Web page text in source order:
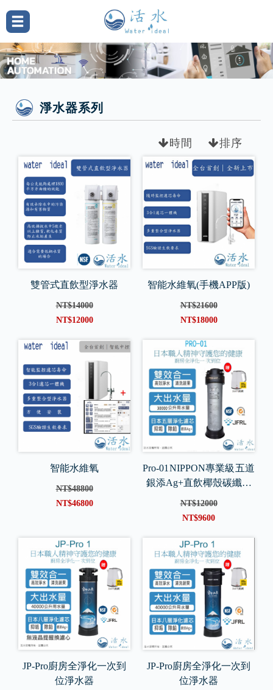
淨水器系列
時間 排序
雙管式直飲型淨水器
NT$14000
NT$12000
智能水維氧(手機APP版)
NT$21600
NT$18000
智能水維氧
NT$48800
NT$46800
Pro-01 NIPPON專業級 五道
銀添Ag+直飲椰殼碳纖維
淨水器
NT$12000
NT$9600
JP-Pro廚房全淨化一次到
位淨水器
JP-Pro廚房全淨化一次到
位淨水器